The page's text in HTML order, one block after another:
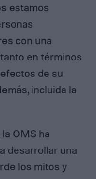
estamos
con una
en términos
de su
incluida la
OMS ha
desarrollar una
los mitos y